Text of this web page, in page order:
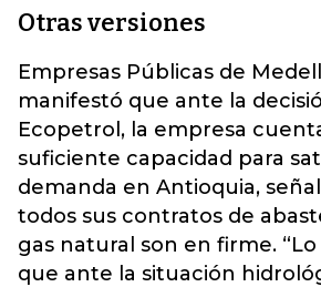
Otras versiones
Empresas Públicas de
manifestó que ante la
Ecopetrol, la empresa
suficiente capacidad para
demanda en Antioquia,
todos sus contratos de
gas natural son en firme.
que ante la situación